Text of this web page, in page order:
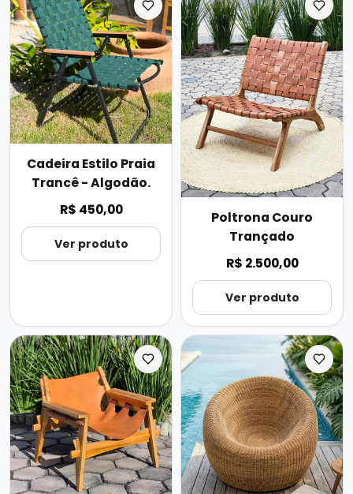
Cadeira Estilo Praia
Trancê - Algodão.
R$ 450,00
Ver produto
Poltrona Couro
Trançado
R$ 2.500,00
Ver produto